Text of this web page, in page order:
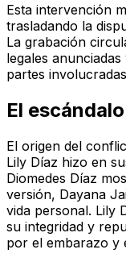
Esta intervención
trasladando la
La grabación
legales
partes
El escándalo
El origen del
Lily Díaz hizo en
Diomedes Díaz
versión, Dayana
vida personal. Lily
su integridad y
por el embarazo y